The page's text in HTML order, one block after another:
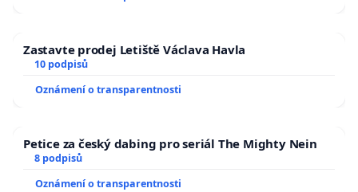
Zastavte prodej Letiště Václava Havla
10 podpisů
Oznámení o transparentnosti
Petice za český dabing pro seriál The Mighty Nein
8 podpisů
Oznámení o transparentnosti